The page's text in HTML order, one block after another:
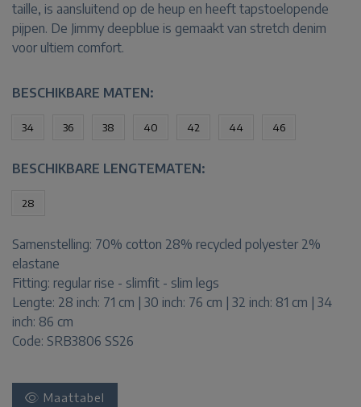
taille, is aansluitend op de heup en heeft tapstoelopende
pijpen. De Jimmy deepblue is gemaakt van stretch denim
voor ultiem comfort.
BESCHIKBARE MATEN:
34 36 38 40 42 44 46
BESCHIKBARE LENGTEMATEN:
28
Samenstelling: 70% cotton 28% recycled polyester 2%
elastane
Fitting: regular rise - slimfit - slim legs
Lengte: 28 inch: 71 cm | 30 inch: 76 cm | 32 inch: 81 cm | 34
inch: 86 cm
Code: SRB3806 SS26
Maattabel